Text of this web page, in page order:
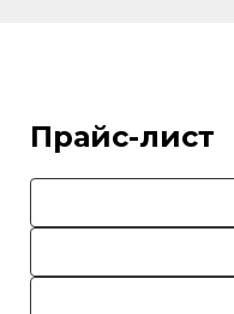
Прайс-лист